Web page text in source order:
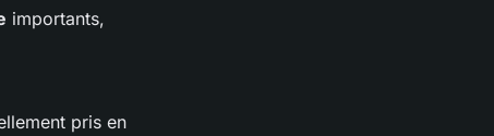
importants,
pris en